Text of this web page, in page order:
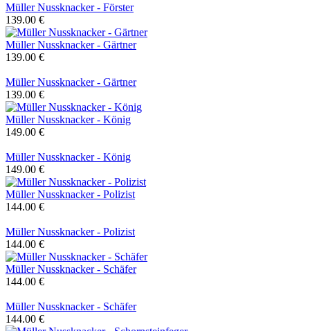
Müller Nussknacker - Förster
139.00 €
Müller Nussknacker - Gärtner
139.00 €
Müller Nussknacker - Gärtner
139.00 €
Müller Nussknacker - König
149.00 €
Müller Nussknacker - König
149.00 €
Müller Nussknacker - Polizist
144.00 €
Müller Nussknacker - Polizist
144.00 €
Müller Nussknacker - Schäfer
144.00 €
Müller Nussknacker - Schäfer
144.00 €